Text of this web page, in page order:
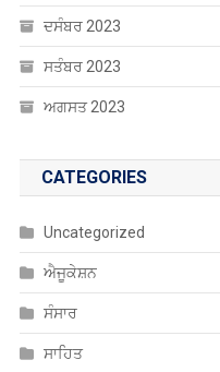
ਦਸੰਬਰ 2023
ਸਤੰਬਰ 2023
ਅਗਸਤ 2023
CATEGORIES
Uncategorized
ਐਜੂਕੇਸ਼ਨ
ਸੰਸਾਰ
ਸਾਹਿਤ